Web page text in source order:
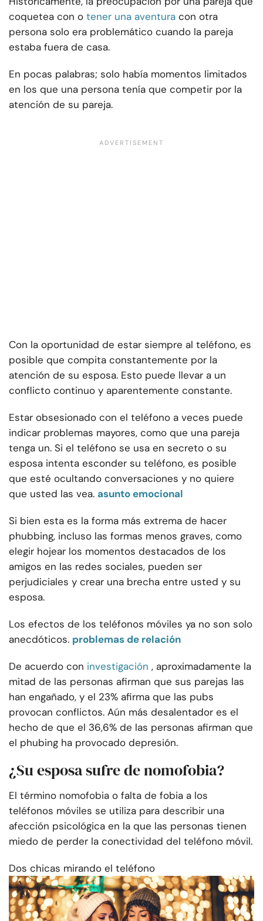
coquetea con o tener una aventura con otra
persona solo era problemático cuando la pareja
estaba fuera de casa.
En pocas palabras; solo había momentos limitados
en los que una persona tenía que competir por la
atención de su pareja.
Con la oportunidad de estar siempre al teléfono, es
posible que compita constantemente por la
atención de su esposa. Esto puede llevar a un
conflicto continuo y aparentemente constante.
Estar obsesionado con el teléfono a veces puede
indicar problemas mayores, como que una pareja
tenga un. Si el teléfono se usa en secreto o su
esposa intenta esconder su teléfono, es posible
que esté ocultando conversaciones y no quiere
que usted las vea. asunto emocional
Si bien esta es la forma más extrema de hacer
phubbing, incluso las formas menos graves, como
elegir hojear los momentos destacados de los
amigos en las redes sociales, pueden ser
perjudiciales y crear una brecha entre usted y su
esposa.
Los efectos de los teléfonos móviles ya no son solo
anecdóticos. problemas de relación
De acuerdo con investigación , aproximadamente la
mitad de las personas afirman que sus parejas las
han engañado, y el 23% afirma que las pubs
provocan conflictos. Aún más desalentador es el
hecho de que el 36,6% de las personas afirman que
el phubing ha provocado depresión.
¿Su esposa sufre de nomofobia?
El término nomofobia o falta de fobia a los
teléfonos móviles se utiliza para describir una
afección psicológica en la que las personas tienen
miedo de perder la conectividad del teléfono móvil.
Dos chicas mirando el teléfono